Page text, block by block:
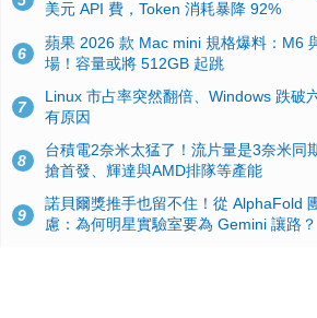
美元 API 費，Token 消耗暴降 92%
6
蘋果 2026 款 Mac mini 規格爆料：M6
場！容量或將 512GB 起跳
7
Linux 市占率突然翻倍、Windows 跌破
有原因
8
台積電2奈米太猛了！流片量是3奈米同
搶首發、輝達與AMD排隊等產能
9
諾貝爾獎推手也留不住！從 AlphaFold
慮：為何明星實驗室要為 Gemini 讓路？